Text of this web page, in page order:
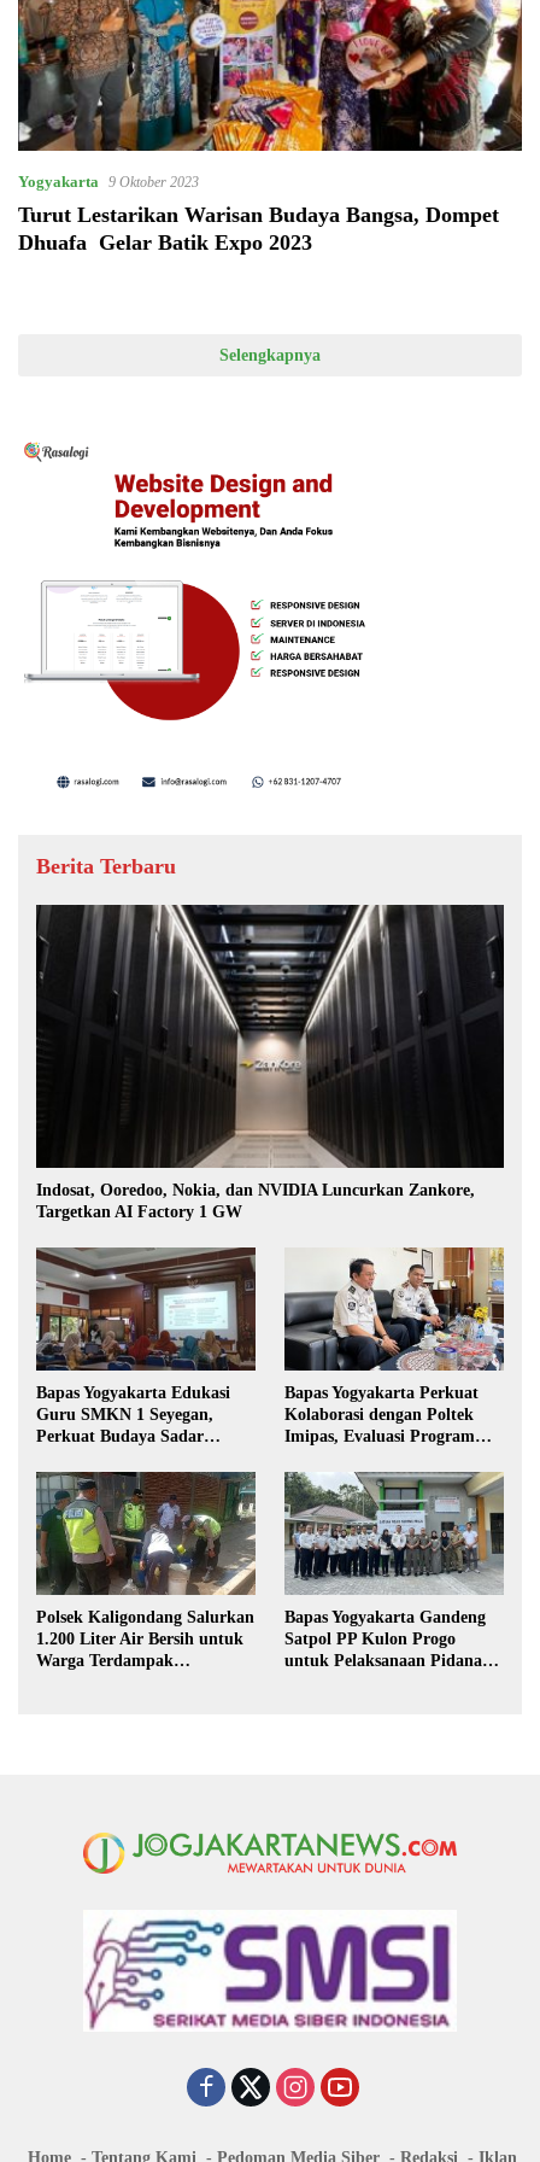
Yogyakarta 9 Oktober 2023
Turut Lestarikan Warisan Budaya Bangsa, Dompet
Dhuafa Gelar Batik Expo 2023
Selengkapnya
Berita Terbaru
Indosat, Ooredoo, Nokia, dan NVIDIA Luncurkan Zankore,
Targetkan AI Factory 1 GW
Bapas Yogyakarta Edukasi
Guru SMKN 1 Seyegan,
Perkuat Budaya Sadar
Bapas Yogyakarta Perkuat
Kolaborasi dengan Poltek
Imipas, Evaluasi Program
Polsek Kaligondang Salurkan
1.200 Liter Air Bersih untuk
Warga Terdampak
Bapas Yogyakarta Gandeng
Satpol PP Kulon Progo
untuk Pelaksanaan Pidana
Home Tentang Kami Pedoman Media Siber Redaksi Iklan